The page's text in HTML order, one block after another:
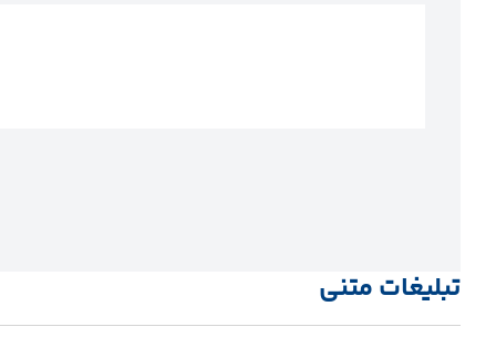
تبلیغات متنی